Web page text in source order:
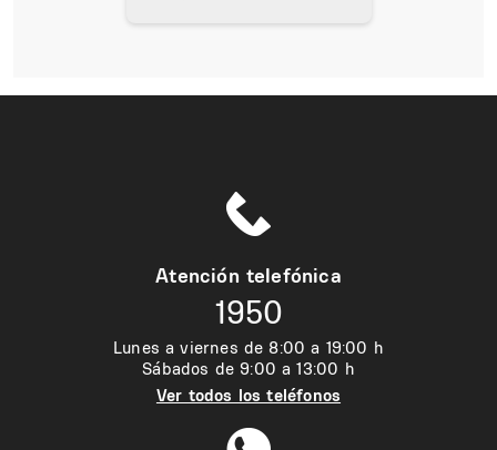
Atención telefónica
1950
Lunes a viernes de 8:00 a 19:00 h
Sábados de 9:00 a 13:00 h
Ver todos los teléfonos